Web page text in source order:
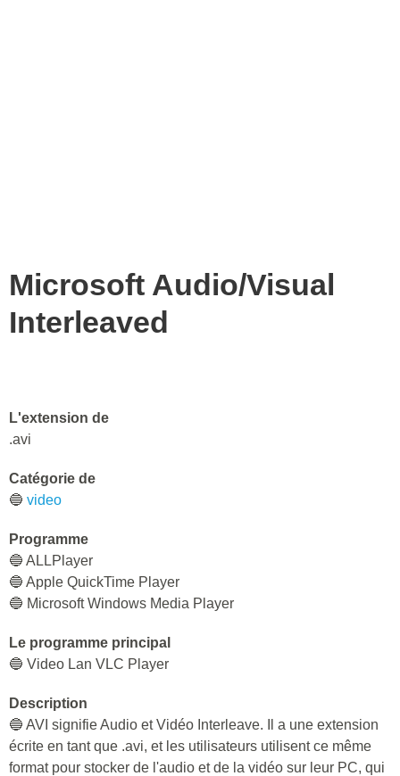
Microsoft Audio/Visual
Interleaved
L'extension de
.avi
Catégorie de
🔵 video
Programme
🔵 ALLPlayer
🔵 Apple QuickTime Player
🔵 Microsoft Windows Media Player
Le programme principal
🔵 Video Lan VLC Player
Description
🔵 AVI signifie Audio et Vidéo Interleave. Il a une extension
écrite en tant que .avi, et les utilisateurs utilisent ce même
format pour stocker de l'audio et de la vidéo sur leur PC, qui